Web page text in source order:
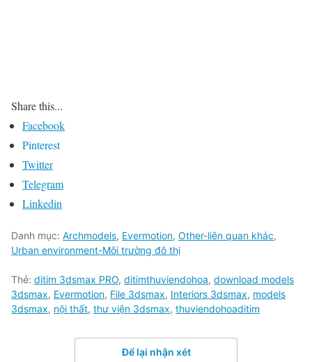
Share this...
Facebook
Pinterest
Twitter
Telegram
Linkedin
Danh mục: Archmodels, Evermotion, Other-liên quan khác,
Urban environment-Môi trường đô thị
Thẻ: ditim 3dsmax PRO, ditimthuviendohoa, download models
3dsmax, Evermotion, File 3dsmax, Interiors 3dsmax, models
3dsmax, nội thất, thư viện 3dsmax, thuviendohoaditim
Để lại nhận xét